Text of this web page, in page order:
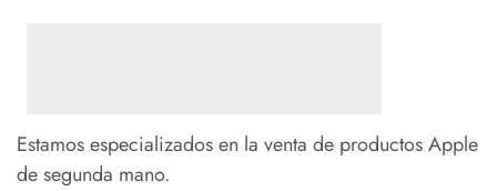
Estamos especializados en la venta de productos Apple
de segunda mano.